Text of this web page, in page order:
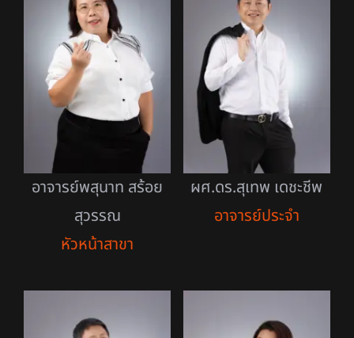
อาจารย์พสุนาท สร้อย
สุวรรณ
หัวหน้าสาขา
ผศ.ดร.สุเทพ เดชะชีพ
อาจารย์ประจำ